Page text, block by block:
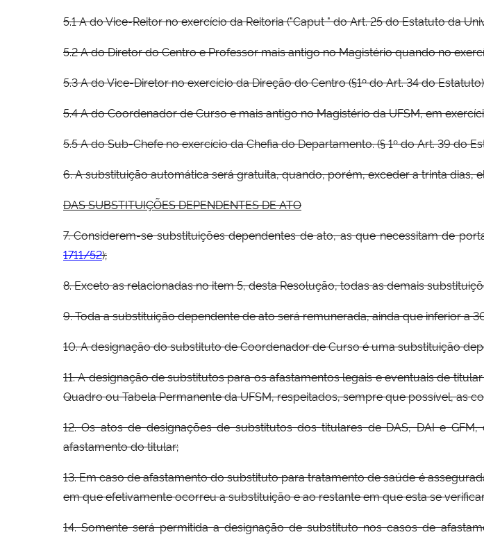
5.1 A do Vice-Reitor no exercício da Reitoria ("Caput " do Art. 25 do Estatuto da
5.2 A do Diretor do Centro e Professor mais antigo no Magistério quando no
5.3 A do Vice-Diretor no exercício da Direção do Centro (§1º do Art. 34 do
5.4 A do Coordenador de Curso e mais antigo no Magistério da UFSM, em
5.5 A do Sub-Chefe no exercício da Chefia do Departamento. (§ 1º do Art. 39 do
6. A substituição automática será gratuita, quando, porém, exceder a trinta dias,
DAS SUBSTITUIÇÕES DEPENDENTES DE ATO
7. Considerem-se substituições dependentes de ato, as que necessitam de
1711/52);
8. Exceto as relacionadas no item 5, desta Resolução, todas as demais
9. Toda a substituição dependente de ato será remunerada, ainda que inferior a
10. A designação do substituto de Coordenador de Curso é uma substituição
11. A designação de substitutos para os afastamentos legais e eventuais de
Quadro ou Tabela Permanente da UFSM, respeitados, sempre que possível, as
12. Os atos de designações de substitutos dos titulares de DAS, DAI e
afastamento do titular;
13. Em caso de afastamento do substituto para tratamento de saúde é
em que efetivamente ocorreu a substituição e ao restante em que esta se
14. Somente será permitida a designação de substituto nos casos de